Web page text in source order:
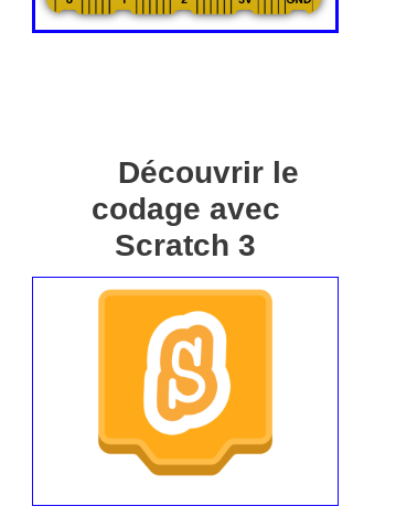
Découvrir le
codage avec
Scratch 3